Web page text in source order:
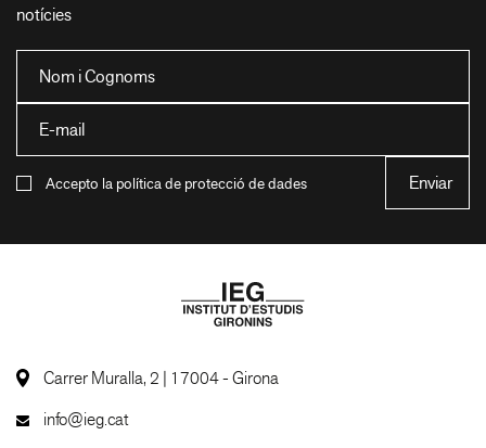
notícies
Accepto la política de protecció de dades
Carrer Muralla, 2 | 17004 - Girona
info@ieg.cat